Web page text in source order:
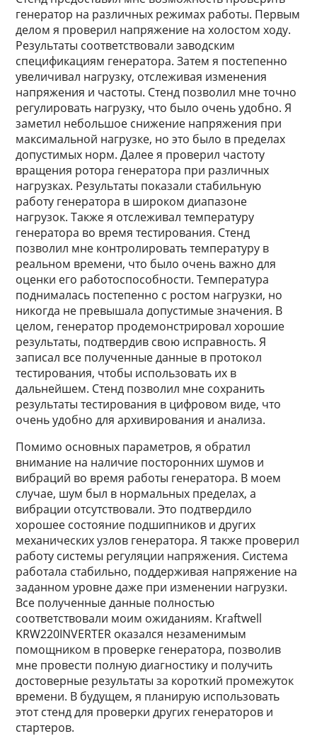
генератор на различных режимах работы. Первым
делом я проверил напряжение на холостом ходу.
Результаты соответствовали заводским
спецификациям генератора. Затем я постепенно
увеличивал нагрузку, отслеживая изменения
напряжения и частоты. Стенд позволил мне точно
регулировать нагрузку, что было очень удобно. Я
заметил небольшое снижение напряжения при
максимальной нагрузке, но это было в пределах
допустимых норм. Далее я проверил частоту
вращения ротора генератора при различных
нагрузках. Результаты показали стабильную
работу генератора в широком диапазоне
нагрузок. Также я отслеживал температуру
генератора во время тестирования. Стенд
позволил мне контролировать температуру в
реальном времени, что было очень важно для
оценки его работоспособности. Температура
поднималась постепенно с ростом нагрузки, но
никогда не превышала допустимые значения. В
целом, генератор продемонстрировал хорошие
результаты, подтвердив свою исправность. Я
записал все полученные данные в протокол
тестирования, чтобы использовать их в
дальнейшем. Стенд позволил мне сохранить
результаты тестирования в цифровом виде, что
очень удобно для архивирования и анализа.
Помимо основных параметров, я обратил
внимание на наличие посторонних шумов и
вибраций во время работы генератора. В моем
случае, шум был в нормальных пределах, а
вибрации отсутствовали. Это подтвердило
хорошее состояние подшипников и других
механических узлов генератора. Я также проверил
работу системы регуляции напряжения. Система
работала стабильно, поддерживая напряжение на
заданном уровне даже при изменении нагрузки.
Все полученные данные полностью
соответствовали моим ожиданиям. Kraftwell
KRW220INVERTER оказался незаменимым
помощником в проверке генератора, позволив
мне провести полную диагностику и получить
достоверные результаты за короткий промежуток
времени. В будущем, я планирую использовать
этот стенд для проверки других генераторов и
стартеров.